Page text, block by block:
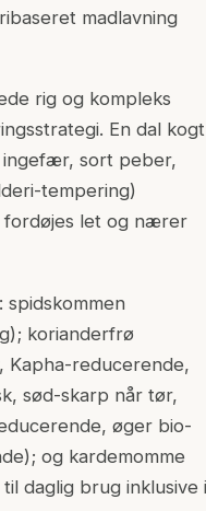
madlavning
rig og kompleks
En dal kogt
ingefær, sort peber,
tempering)
fordøjes let og nærer
korianderfrø
Kapha-reducerende,
sød-skarp når tør,
øger bio-
og kardemomme
daglig brug inklusive i